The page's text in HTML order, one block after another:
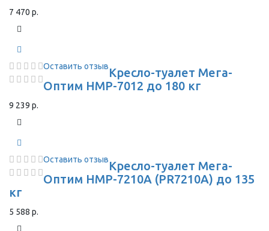
7 470 р.
Оставить отзывКресло-туалет Мега-
Оптим HMP-7012 до 180 кг
9 239 р.
Оставить отзывКресло-туалет Мега-
Оптим HMP-7210A (PR7210A) до 135
кг
5 588 р.